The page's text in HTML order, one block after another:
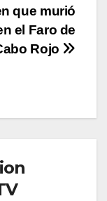
que murió
el Faro de
Rojo